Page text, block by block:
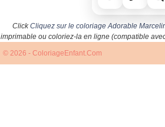
ClickCliquez sur le coloriage Adorable
imprimable ou coloriez-la en ligne (compatible
© 2026 - ColoriageEnfant.Com